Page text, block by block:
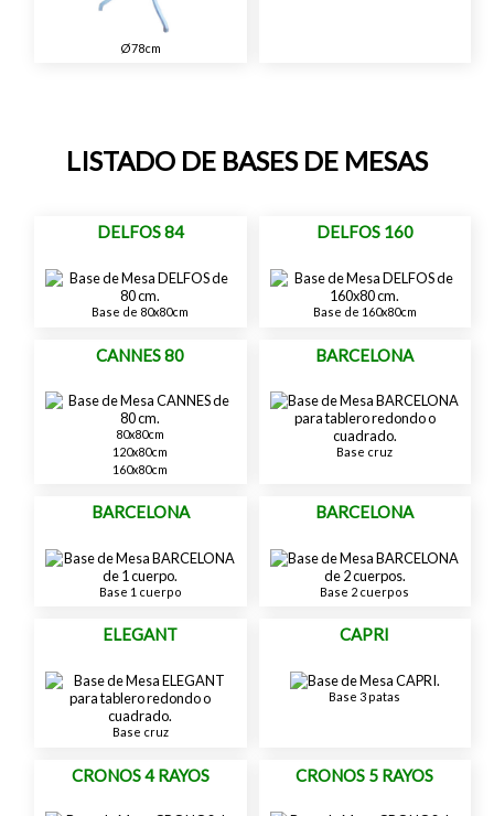
Ø78cm
LISTADO DE BASES DE MESAS
DELFOS 84
Base de 80x80cm
DELFOS 160
Base de 160x80cm
CANNES 80
80x80cm
120x80cm
160x80cm
BARCELONA
Base cruz
BARCELONA
Base 1 cuerpo
BARCELONA
Base 2 cuerpos
ELEGANT
Base cruz
CAPRI
Base 3 patas
CRONOS 4 RAYOS CRONOS 5 RAYOS